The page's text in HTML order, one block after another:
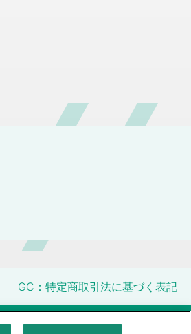
GC：特定商取引法に基づく表記
ンプール原則対応方針